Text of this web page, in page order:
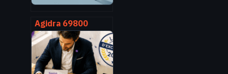
Agidra 69800
saint-priest :
adresse, accès,
horaires et
services pro